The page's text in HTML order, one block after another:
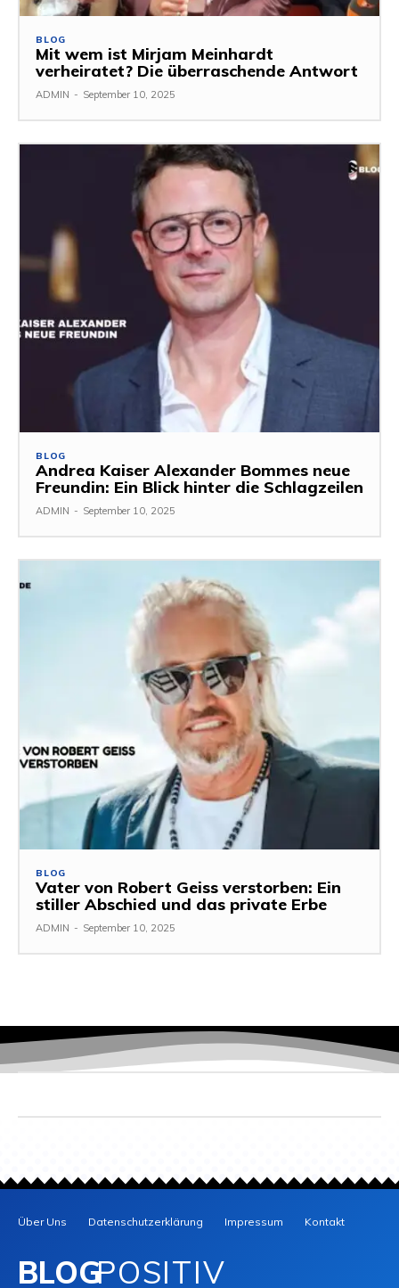
BLOG
Mit wem ist Mirjam Meinhardt
verheiratet? Die überraschende Antwort
ADMIN - September 10, 2025
BLOG
Andrea Kaiser Alexander Bommes neue
Freundin: Ein Blick hinter die Schlagzeilen
ADMIN - September 10, 2025
BLOG
Vater von Robert Geiss verstorben: Ein
stiller Abschied und das private Erbe
ADMIN - September 10, 2025
Über Uns Datenschutzerklärung Impressum Kontakt
BLOGPOSITIV